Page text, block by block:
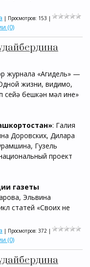
| Просмотров: 153 |
(0)
журнала «Агидель» —
жизни, видимо,
сейә бешкән мәл ине»
: Галия
Доровских, Дилара
Гузель
проект
газеты
Эльвина
статей «Своих не
| Просмотров: 372 |
(0)